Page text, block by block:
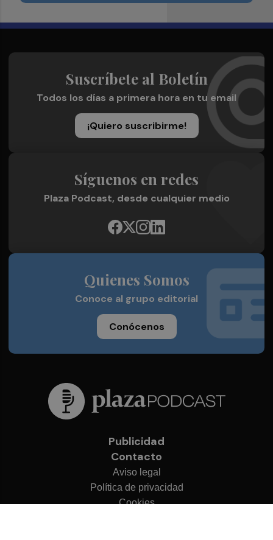
Suscríbete al Boletín
Todos los días a primera hora en tu email
¡Quiero suscribirme!
Síguenos en redes
Plaza Podcast, desde cualquier medio
Quienes Somos
Conoce al grupo editorial
Conócenos
Publicidad
Contacto
Aviso legal
Política de privacidad
Cookies